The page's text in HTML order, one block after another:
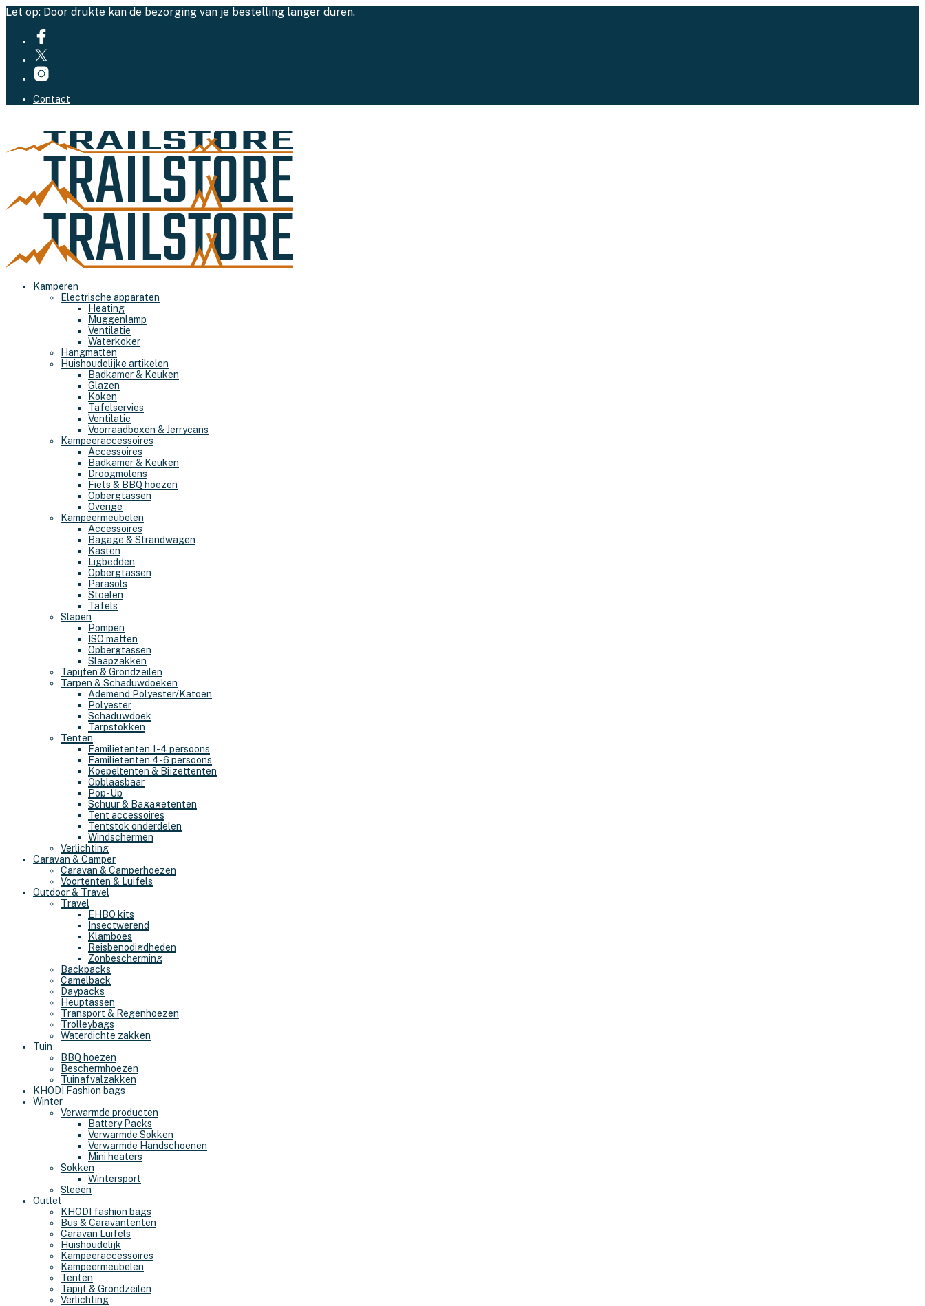
Let op: Door drukte kan de bezorging van je bestelling langer duren.
Contact
Kamperen
Electrische apparaten
Heating
Muggenlamp
Ventilatie
Waterkoker
Hangmatten
Huishoudelijke artikelen
Badkamer & Keuken
Glazen
Koken
Tafelservies
Ventilatie
Voorraadboxen & Jerrycans
Kampeeraccessoires
Accessoires
Badkamer & Keuken
Droogmolens
Fiets & BBQ hoezen
Opbergtassen
Overige
Kampeermeubelen
Accessoires
Bagage & Strandwagen
Kasten
Ligbedden
Opbergtassen
Parasols
Stoelen
Tafels
Slapen
Pompen
ISO matten
Opbergtassen
Slaapzakken
Tapijten & Grondzeilen
Tarpen & Schaduwdoeken
Ademend Polyester/Katoen
Polyester
Schaduwdoek
Tarpstokken
Tenten
Familietenten 1-4 persoons
Familietenten 4-6 persoons
Koepeltenten & Bijzettenten
Opblaasbaar
Pop-Up
Schuur & Bagagetenten
Tent accessoires
Tentstok onderdelen
Windschermen
Verlichting
Caravan & Camper
Caravan & Camperhoezen
Voortenten & Luifels
Outdoor & Travel
Travel
EHBO kits
Insectwerend
Klamboes
Reisbenodigdheden
Zonbescherming
Backpacks
Camelback
Daypacks
Heuptassen
Transport & Regenhoezen
Trolleybags
Waterdichte zakken
Tuin
BBQ hoezen
Beschermhoezen
Tuinafvalzakken
KHODI Fashion bags
Winter
Verwarmde producten
Battery Packs
Verwarmde Sokken
Verwarmde Handschoenen
Mini heaters
Sokken
Wintersport
Sleeën
Outlet
KHODI fashion bags
Bus & Caravantenten
Caravan Luifels
Huishoudelijk
Kampeeraccessoires
Kampeermeubelen
Tenten
Tapijt & Grondzeilen
Verlichting